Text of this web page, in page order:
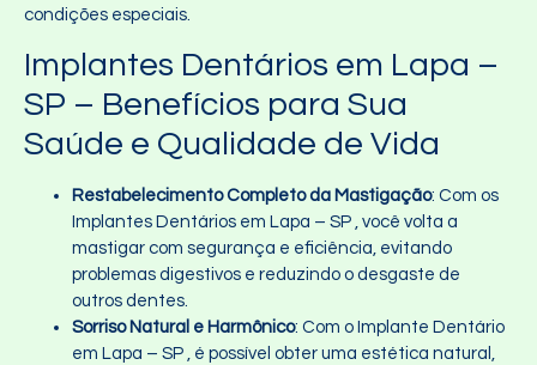
condições especiais.
Implantes Dentários em Lapa –
SP – Benefícios para Sua
Saúde e Qualidade de Vida
Restabelecimento Completo da Mastigação: Com os
Implantes Dentários em Lapa – SP , você volta a
mastigar com segurança e eficiência, evitando
problemas digestivos e reduzindo o desgaste de
outros dentes.
Sorriso Natural e Harmônico: Com o Implante Dentário
em Lapa – SP , é possível obter uma estética natural,